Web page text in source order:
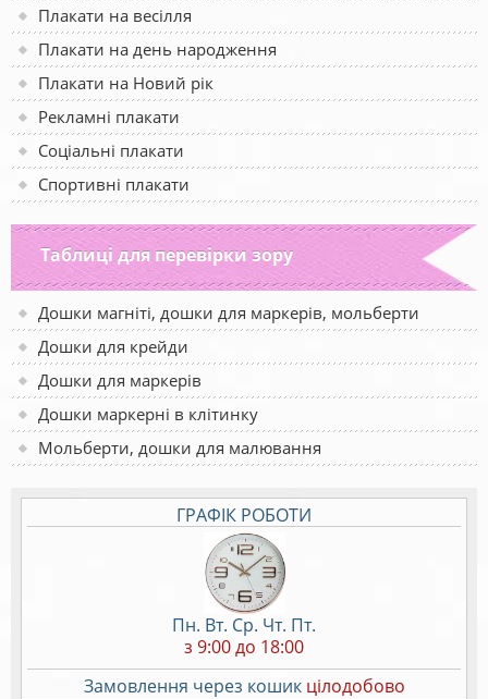
Плакати на весілля
Плакати на день народження
Плакати на Новий рік
Рекламні плакати
Соціальні плакати
Спортивні плакати
Таблиці для перевірки зору
Дошки магніті, дошки для маркерів, мольберти
Дошки для крейди
Дошки для маркерів
Дошки маркерні в клітинку
Мольберти, дошки для малювання
ГРАФІК РОБОТИ
Пн. Вт. Ср. Чт. Пт.
з 9:00 до 18:00
Замовлення через кошик цілодобово